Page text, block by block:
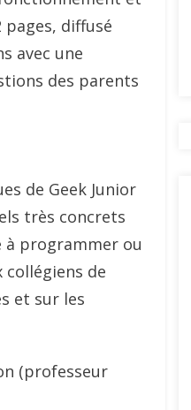
diffusé
avec une
des parents
de Geek Junior
très concrets
programmer ou
collégiens de
et sur les
(professeur